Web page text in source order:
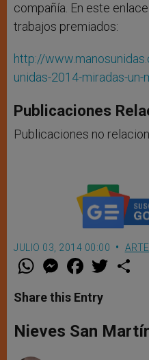
compañía. En este
trabajos premiados:
http://
unidas-2014-miradas-
Publicaciones
Publicaciones no
JULIO 03, 2014 00:00
W
t
s
p
p
M
e
s
e
g
e
F
a
e
b
o
k
w
r
Share this Entry
Nieves San